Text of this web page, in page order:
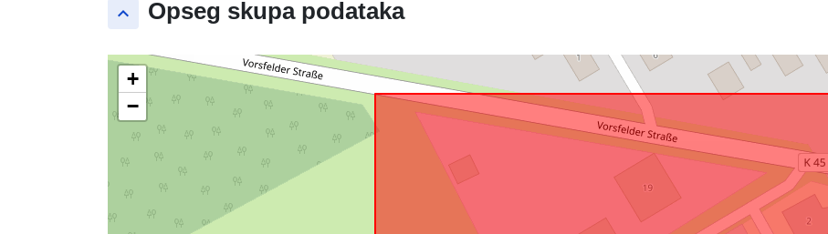
keyboard_arrow_up Opseg skupa podataka
+
−